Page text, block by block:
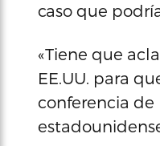
caso que
«Tiene que
EE.UU. para
conferencia de